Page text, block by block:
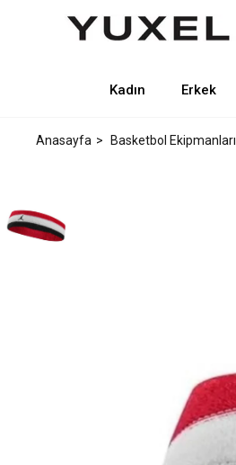
Kadın Erkek
Anasayfa Basketbol Ekipmanları